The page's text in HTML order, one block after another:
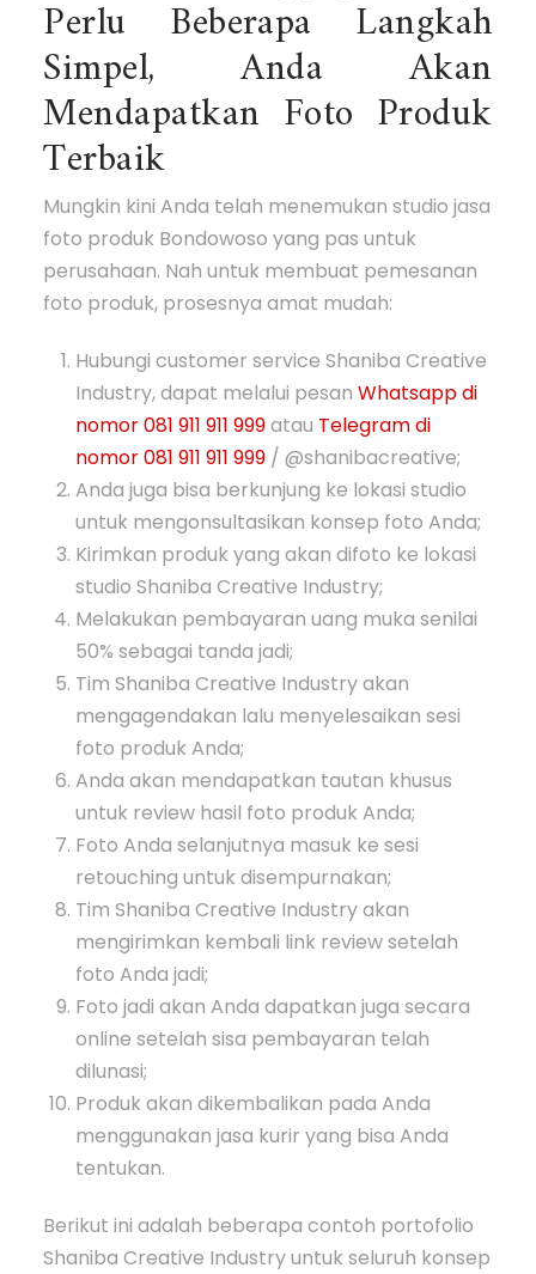
Perlu Beberapa Langkah
Simpel, Anda Akan
Mendapatkan Foto Produk
Terbaik
Mungkin kini Anda telah menemukan studio jasa
foto produk Bondowoso yang pas untuk
perusahaan. Nah untuk membuat pemesanan
foto produk, prosesnya amat mudah:
Hubungi customer service Shaniba Creative
Industry, dapat melalui pesan Whatsapp di
nomor 081 911 911 999atau Telegram di
nomor 081 911 911 999/ @shanibacreative;
Anda juga bisa berkunjung ke lokasi studio
untuk mengonsultasikan konsep foto Anda;
Kirimkan produk yang akan difoto ke lokasi
studio Shaniba Creative Industry;
Melakukan pembayaran uang muka senilai
50% sebagai tanda jadi;
Tim Shaniba Creative Industry akan
mengagendakan lalu menyelesaikan sesi
foto produk Anda;
Anda akan mendapatkan tautan khusus
untuk review hasil foto produk Anda;
Foto Anda selanjutnya masuk ke sesi
retouching untuk disempurnakan;
Tim Shaniba Creative Industry akan
mengirimkan kembali link review setelah
foto Anda jadi;
Foto jadi akan Anda dapatkan juga secara
online setelah sisa pembayaran telah
dilunasi;
Produk akan dikembalikan pada Anda
menggunakan jasa kurir yang bisa Anda
tentukan.
Berikut ini adalah beberapa contoh portofolio
Shaniba Creative Industry untuk seluruh konsep